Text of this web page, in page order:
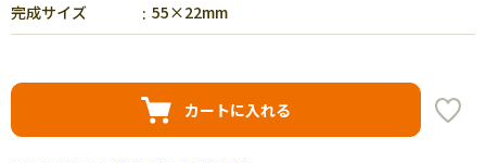
完成サイズ 55×22mm
カートに入れる